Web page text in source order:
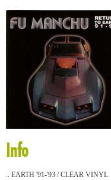
Info
.. EARTH '91-'93 / CLEAR VINYL